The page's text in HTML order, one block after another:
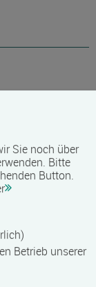
(Bachelor
Sie noch über
Bitte
Button.
Betrieb unserer